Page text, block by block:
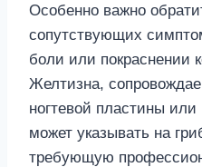
Особенно важно
сопутствующих
боли или покраснении
Желтизна,
ногтевой пластины
может указывать на
требующую